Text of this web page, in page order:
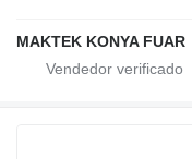
MAKTEK KONYA FUAR